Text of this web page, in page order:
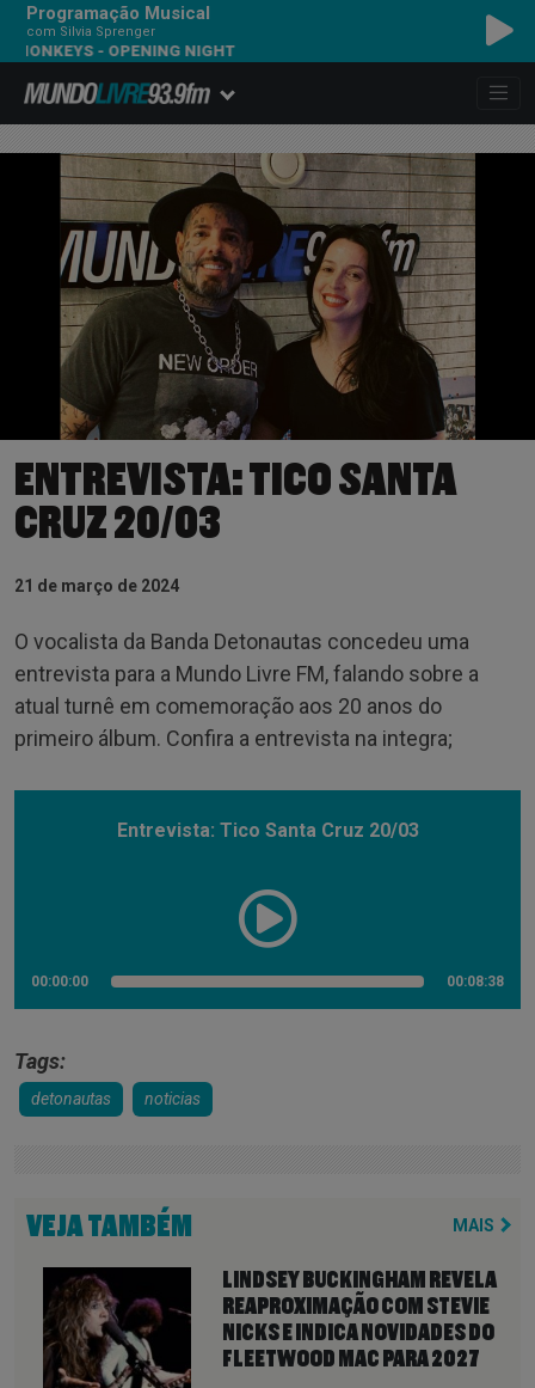
Programação Musical
com Silvia Sprenger
- OPENING NIGHT
ENTREVISTA: TICO SANTA
CRUZ 20/03
21 de março de 2024
O vocalista da Banda Detonautas concedeu uma
entrevista para a Mundo Livre FM, falando sobre a
atual turnê em comemoração aos 20 anos do
primeiro álbum. Confira a entrevista na integra;
Entrevista: Tico Santa Cruz 20/03
00:00:00 00:08:38
Tags:
detonautas noticias
VEJA TAMBÉM MAIS
LINDSEY BUCKINGHAM REVELA
REAPROXIMAÇÃO COM STEVIE
NICKS E INDICA NOVIDADES DO
FLEETWOOD MAC PARA 2027